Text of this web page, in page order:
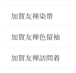
加賀友禅染帯
加賀友禅色留袖
加賀友禅訪問着